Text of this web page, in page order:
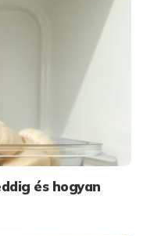
és hogyan